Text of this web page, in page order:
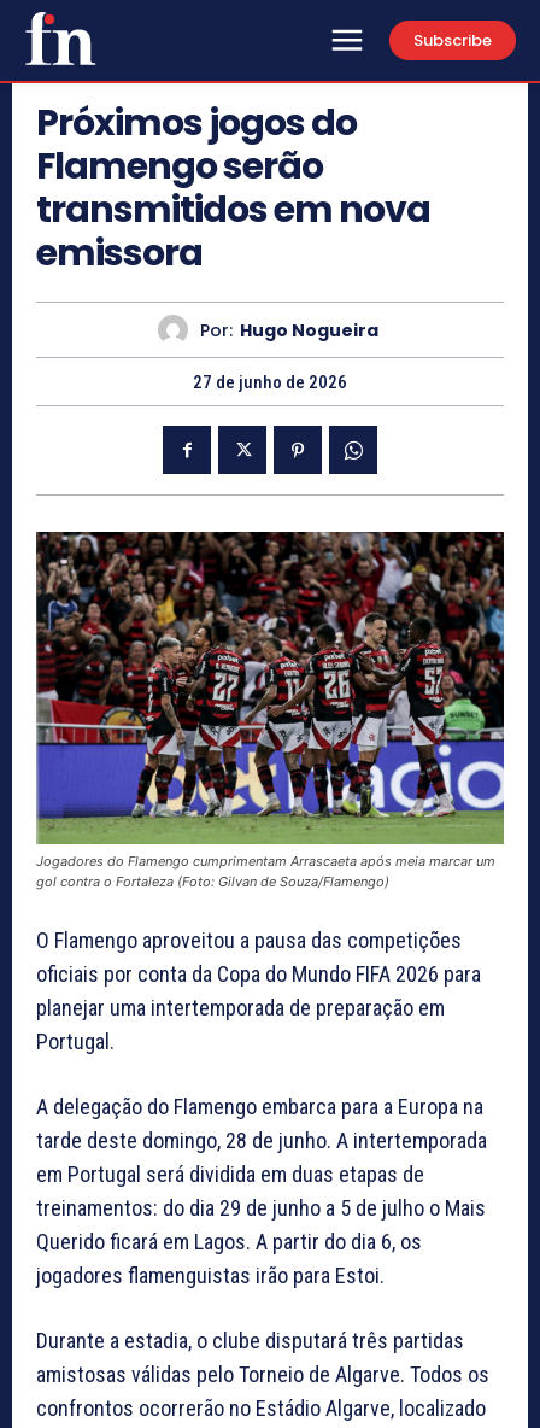
Subscribe
Próximos jogos do
Flamengo serão
transmitidos em nova
emissora
Por: Hugo Nogueira
27 de junho de 2026
Jogadores do Flamengo cumprimentam Arrascaeta após meia marcar um
gol contra o Fortaleza (Foto: Gilvan de Souza/Flamengo)
O Flamengo aproveitou a pausa das competições
oficiais por conta da Copa do Mundo FIFA 2026 para
planejar uma intertemporada de preparação em
Portugal.
A delegação do Flamengo embarca para a Europa na
tarde deste domingo, 28 de junho. A intertemporada
em Portugal será dividida em duas etapas de
treinamentos: do dia 29 de junho a 5 de julho o Mais
Querido ficará em Lagos. A partir do dia 6, os
jogadores flamenguistas irão para Estoi.
Durante a estadia, o clube disputará três partidas
amistosas válidas pelo Torneio de Algarve. Todos os
confrontos ocorrerão no Estádio Algarve, localizado